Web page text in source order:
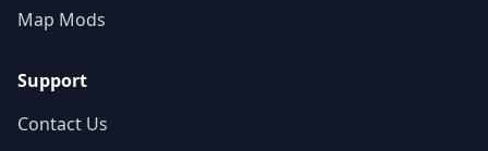
Map Mods
Support
Contact Us